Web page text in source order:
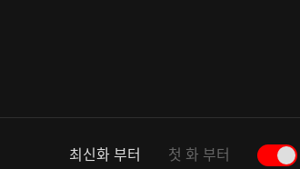
최신화 부터 첫 화 부터